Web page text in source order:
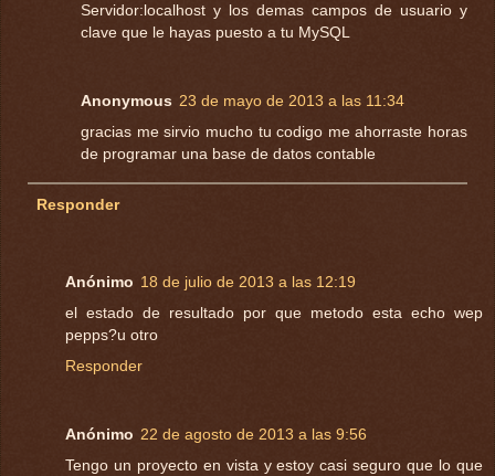
Servidor:localhost y los demas campos de usuario y
clave que le hayas puesto a tu MySQL
Anonymous 23 de mayo de 2013 a las 11:34
gracias me sirvio mucho tu codigo me ahorraste horas
de programar una base de datos contable
Responder
Anónimo 18 de julio de 2013 a las 12:19
el estado de resultado por que metodo esta echo wep
pepps?u otro
Responder
Anónimo 22 de agosto de 2013 a las 9:56
Tengo un proyecto en vista y estoy casi seguro que lo que